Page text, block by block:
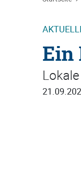
Ein